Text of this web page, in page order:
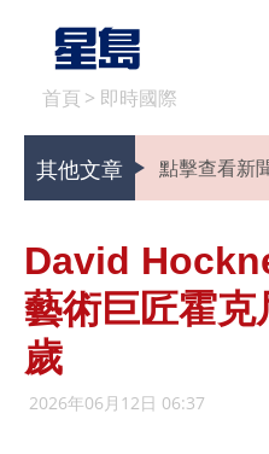
首頁 > 即時國際
其他文章 點擊查看新
David
藝術巨匠霍克
歲
2026年06月12日 06:37